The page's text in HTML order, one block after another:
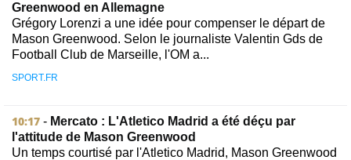
Greenwood en Allemagne
Grégory Lorenzi a une idée pour compenser le départ de
Mason Greenwood. Selon le journaliste Valentin Gds de
Football Club de Marseille, l'OM a...
SPORT.FR
10:17 - Mercato : L'Atletico Madrid a été déçu par
l'attitude de Mason Greenwood
Un temps courtisé par l'Atletico Madrid, Mason Greenwood